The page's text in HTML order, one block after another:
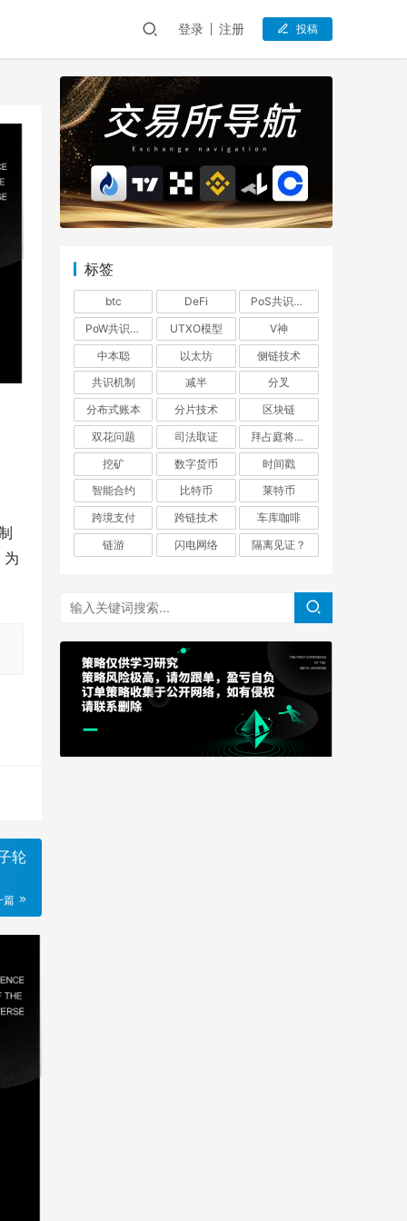
登录 注册 投稿
为
轮
篇
标签
btc DeFi
PoS共识机制
PoW共识机制
UTXO模型
V神
中本聪
以太坊
侧链技术
共识机制
减半
分叉
分布式账本
分片技术
区块链
双花问题
司法取证
拜占庭将军问题
挖矿
数字货币
时间戳
智能合约
比特币
莱特币
跨境支付
跨链技术
车库咖啡
链游
闪电网络 隔离见证？